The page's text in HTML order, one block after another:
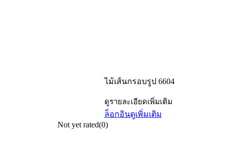
ไม้เส้นกรอบรูป 6604
ดูรายละเอียดเพิ่มเติม
ล็อกอินดูเพิ่มเติม
Not yet rated(0)